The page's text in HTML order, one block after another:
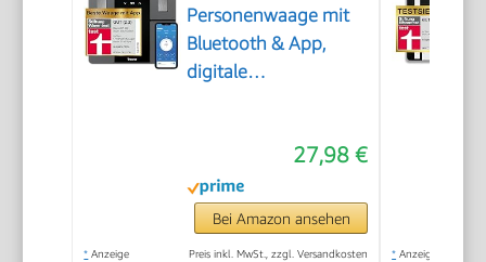
Personenwaage mit
Bluetooth & App,
digitale
Muskelanteil,
Kalorienbedarf etc.,
XL-Display,
27,98 €
Bei Amazon ansehen
* Anzeige Preis inkl. MwSt., zzgl. Versandkosten * Anzeige